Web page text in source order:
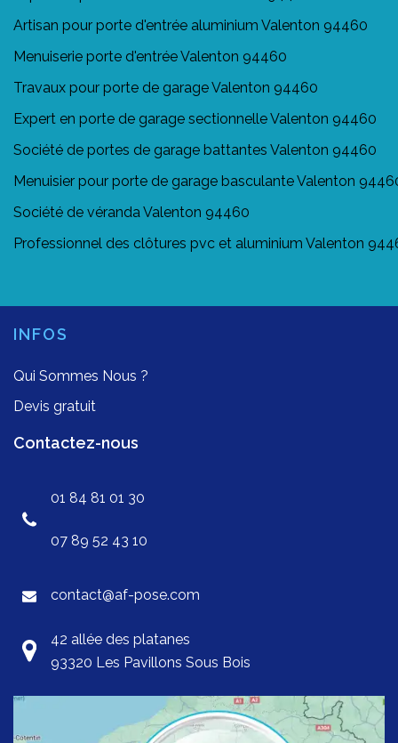
Artisan pour porte d'entrée aluminium Valenton 94460
Menuiserie porte d'entrée Valenton 94460
Travaux pour porte de garage Valenton 94460
Expert en porte de garage sectionnelle Valenton 94460
Société de portes de garage battantes Valenton 94460
Menuisier pour porte de garage basculante Valenton
Société de véranda Valenton 94460
Professionnel des clôtures pvc et aluminium Valenton
INFOS
Qui Sommes Nous ?
Devis gratuit
Contactez-nous
01 84 81 01 30
07 89 52 43 10
contact@af-pose.com
42 allée des platanes
93320 Les Pavillons Sous Bois